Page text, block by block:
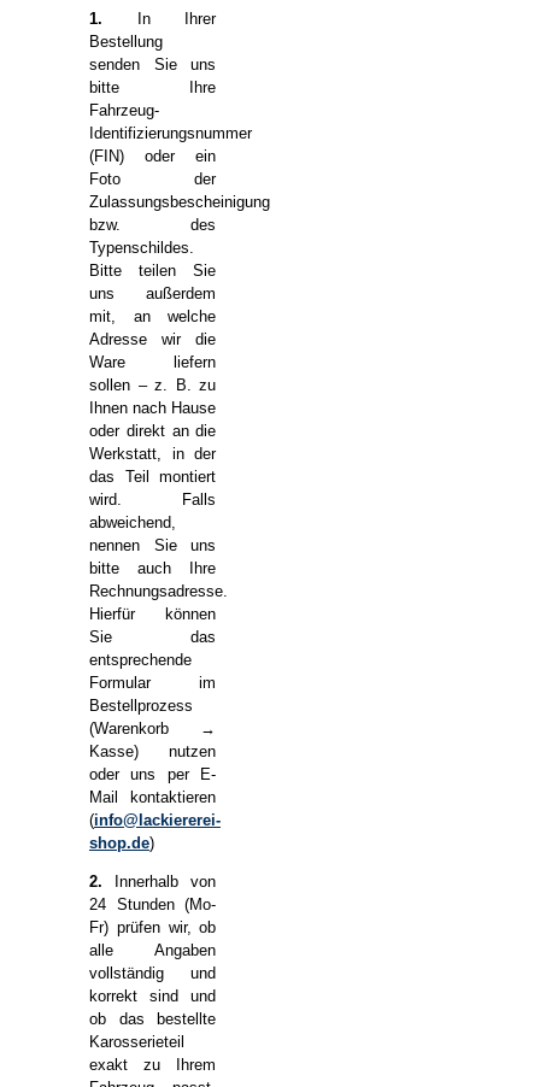
1. In Ihrer
Bestellung
senden Sie uns
bitte Ihre
Fahrzeug-
Identifizierungsnummer
(FIN) oder ein
Foto der
Zulassungsbescheinigung
bzw. des
Typenschildes.
Bitte teilen Sie
uns außerdem
mit, an welche
Adresse wir die
Ware liefern
sollen – z. B. zu
Ihnen nach Hause
oder direkt an die
Werkstatt, in der
das Teil montiert
wird. Falls
abweichend,
nennen Sie uns
bitte auch Ihre
Rechnungsadresse.
Hierfür können
Sie das
entsprechende
Formular im
Bestellprozess
(Warenkorb →
Kasse) nutzen
oder uns per E-
Mail kontaktieren
(info@lackiererei-
shop.de)
2. Innerhalb von
24 Stunden (Mo-
Fr) prüfen wir, ob
alle Angaben
vollständig und
korrekt sind und
ob das bestellte
Karosserieteil
exakt zu Ihrem